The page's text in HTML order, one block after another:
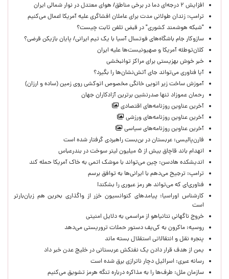
افزایش ۲ درجه‌ای دما در برخی مناطق/ هوای معتدل در نوار شمالی ایران
ترامپ: زندان طولانی مدت برای عاملان افشاگری‌ علیه آمریکا اعمال می‌کنیم
"شبکه هوشمند کشوری" در قبض تلفن ثابت چیست؟
سازوکار جام باشگاه‌های فوتسال آسیا با یک تیم ایرانی/ پایان بازیکن قرضی؟
کلان‌توطئه آمریکا و صهیونیست‌ها علیه ایران
خبر خوش بهزیستی برای مراکز توانبخشی
آیا فناوری می‌تواند جای آتش‌نشان‌ها را بگیرد؟
آموزش ساخت زیر اتویی خانگی مخصوص اتوکشی روی زمین (ساده و ارزان)
رحمان عموزاد تنها صدرنشین برترین آزادکاران جهان
آخرین عناوین روزنامه‌های اقتصادی
آخرین عناوین روزنامه‌های ورزشی
آخرین عناوین روزنامه‌های سیاسی
فارن‌پالیسی: عربستان در بن‌بست راهبردی گرفتار شده است
انهدام باند قاچاق بیش از ۵ میلیون لیتر سوخت در بندرعباس
اندیشکده هادسن: چین می‌تواند با موشک اتمی به خاک آمریکا حمله کند
ترامپ: ترجیح می‌دهم با ایرانی‌‌ها به توافق برسم
فناوری‌ای که می‌تواند هر رمز عبوری را بشکند!
کارشناس اوراسیا: پیامدهای کنوانسیون خزر از واگذاری بحرین هم زیان‌بارتر
است
خروج ناگهانی نتانیاهو از مراسمی به دلایل امنیتی
روسیه: ماکرون به کی‌یف دستور حملات تروریستی می‌دهد
پنجره‌ نقل و انتقالاتی استقلال بسته ماند
یمن از هدف قرار دادن یک نفتکش عربستانی در خلیج عدن خبر داد
رسانه عبری: اسرائیل دچار ناترازی برق شده است
سازمان ملل: طرف‌ها را به مذاکره درباره تنگه هرمز تشویق می‌کنیم